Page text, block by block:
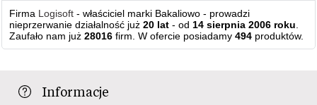
Firma Logisoft - właściciel marki Bakaliowo - prowadzi
nieprzerwanie działalność już20 lat - od 14 sierpnia 2006 roku
Zaufało nam już28016 firm. W ofercie posiadamy494 produktów.
Informacje